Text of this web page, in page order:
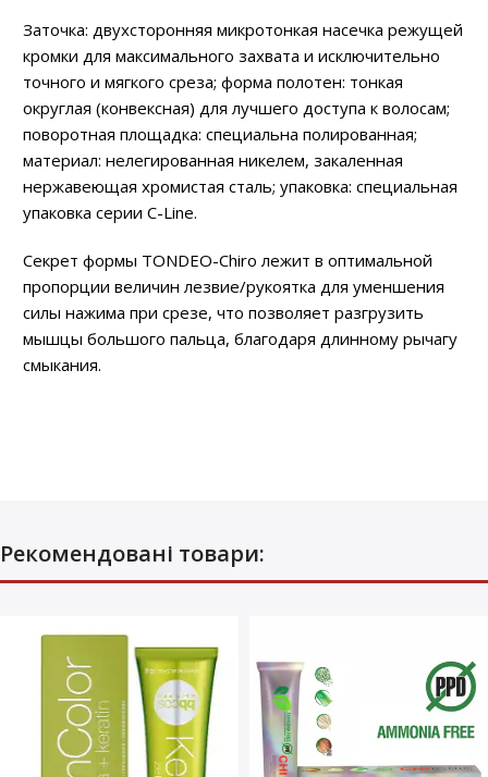
Заточка: двухсторонняя микротонкая насечка режущей
кромки для максимального захвата и исключительно
точного и мягкого среза; форма полотен: тонкая
округлая (конвексная) для лучшего доступа к волосам;
поворотная площадка: специальна полированная;
материал: нелегированная никелем, закаленная
нержавеющая хромистая сталь; упаковка: специальная
упаковка серии C-Line.
Секрет формы TONDEO-Chiro лежит в оптимальной
пропорции величин лезвие/рукоятка для уменшения
силы нажима при срезе, что позволяет разгрузить
мышцы большого пальца, благодаря длинному рычагу
смыкания.
Рекомендовані товари: